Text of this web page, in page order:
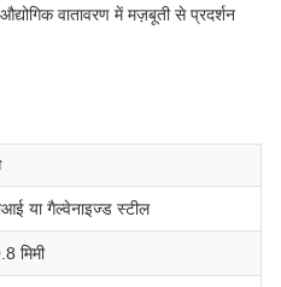
औद्योगिक वातावरण में मज़बूती से प्रदर्शन
या गैल्वेनाइज्ड स्टील
मिमी